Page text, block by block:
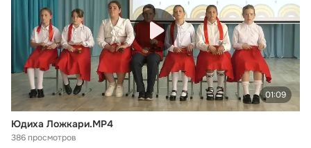
01:09
Юдиха Ложкари.MP4
386 просмотров